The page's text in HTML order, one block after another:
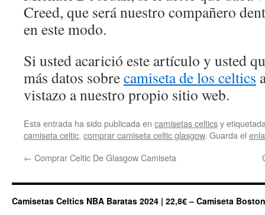
Creed, que será nuestro compañero
en este modo.
Si usted acarició este artículo y usted
más datos sobrecamiseta de los celtics
vistazo a nuestro propio sitio web.
Esta entrada ha sido publicada en camisetas celticsy
camiseta celtic, comprar camiseta celtic glasgow. Guarda el
← Comprar Celtic De Glasgow Camiseta
Camisetas Celtics NBA Baratas 2024 | 22,8€ – Camiseta